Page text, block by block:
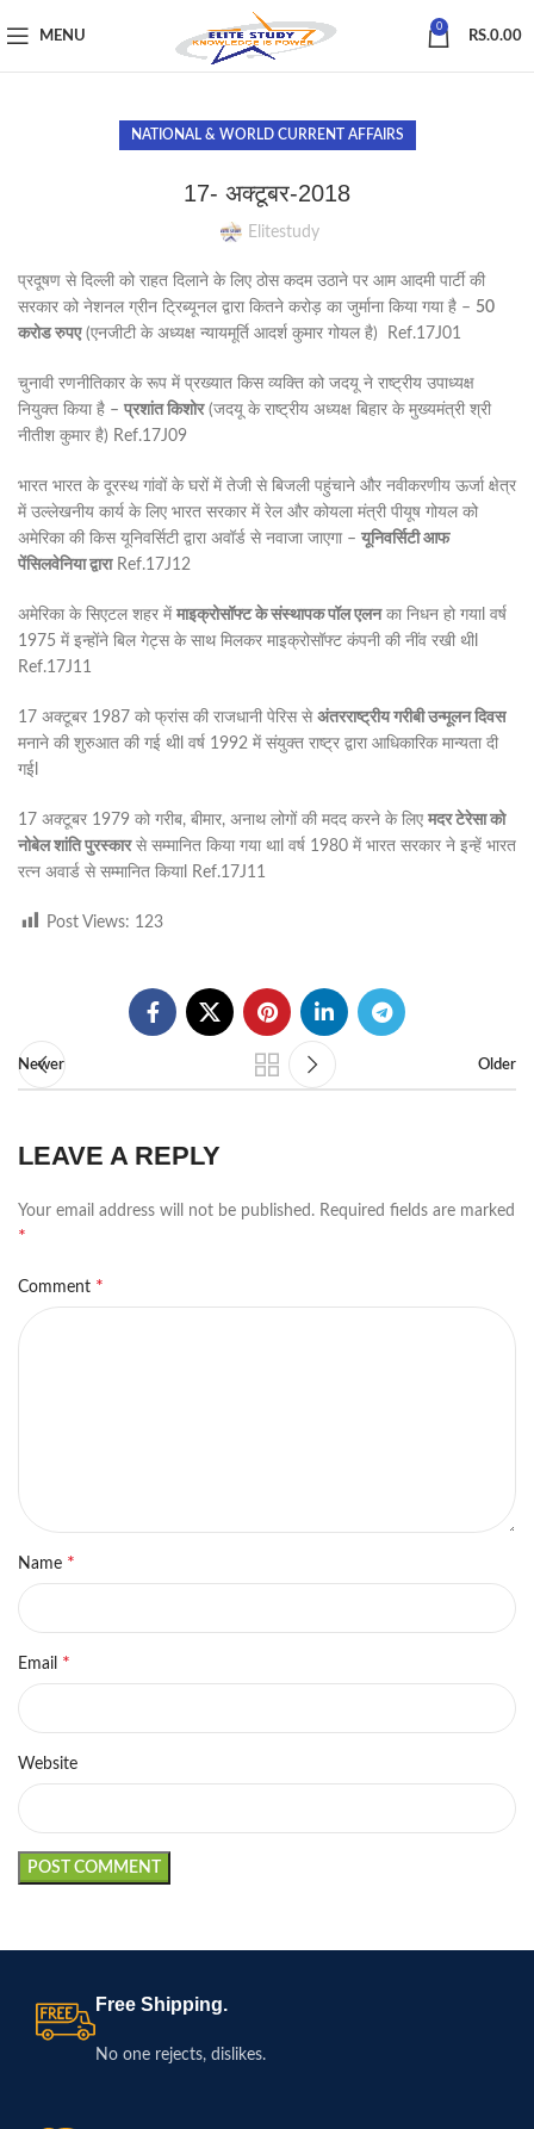
MENU
0
RS.0.00
NATIONAL & WORLD CURRENT AFFAIRS
17- अक्टूबर-2018
Elitestudy
प्रदूषण से दिल्ली को राहत दिलाने के लिए ठोस कदम उठाने पर आम आदमी पार्टी की
सरकार को नेशनल ग्रीन ट्रिब्यूनल द्वारा कितने करोड़ का जुर्माना किया गया है – 50
करोड रुपए(एनजीटी के अध्यक्ष न्यायमूर्ति आदर्श कुमार गोयल है) Ref.17J01
चुनावी रणनीतिकार के रूप में प्रख्यात किस व्यक्ति को जदयू ने राष्ट्रीय उपाध्यक्ष
नियुक्त किया है – प्रशांत किशोर(जदयू के राष्ट्रीय अध्यक्ष बिहार के मुख्यमंत्री श्री
नीतीश कुमार है) Ref.17J09
भारत भारत के दूरस्थ गांवों के घरों में तेजी से बिजली पहुंचाने और नवीकरणीय ऊर्जा क्षेत्र
में उल्लेखनीय कार्य के लिए भारत सरकार में रेल और कोयला मंत्री पीयूष गोयल को
अमेरिका की किस यूनिवर्सिटी द्वारा अवॉर्ड से नवाजा जाएगा – यूनिवर्सिटी आफ
पेंसिलवेनिया द्वाराRef.17J12
अमेरिका के सिएटल शहर में माइक्रोसॉफ्ट के संस्थापक पॉल एलनका निधन हो गयाl वर्ष
1975 में इन्होंने बिल गेट्स के साथ मिलकर माइक्रोसॉफ्ट कंपनी की नींव रखी थीl
Ref.17J11
17 अक्टूबर 1987 को फ्रांस की राजधानी पेरिस से अंतरराष्ट्रीय गरीबी उन्मूलन दिवस
मनाने की शुरुआत की गई थीl वर्ष 1992 में संयुक्त राष्ट्र द्वारा आधिकारिक मान्यता दी
गईl
17 अक्टूबर 1979 को गरीब, बीमार, अनाथ लोगों की मदद करने के लिए मदर टेरेसा को
नोबेल शांति पुरस्कारसे सम्मानित किया गया थाl वर्ष 1980 में भारत सरकार ने इन्हें भारत
रत्न अवार्ड से सम्मानित कियाl Ref.17J11
Post Views: 123
Newer Older
LEAVE A REPLY
Your email address will not be published. Required fields are marked
*
Comment *
Name *
Email *
Website
Free Shipping.
No one rejects, dislikes.